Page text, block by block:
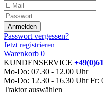
Passwort vergessen?
Jetzt registrieren
Warenkorb 0
KUNDENSERVICE
Mo-Do: 07.30 - 12.00 Uhr
Mo-Do: 12.30 - 16.30 Uhr Fr:
Traktor auswählen